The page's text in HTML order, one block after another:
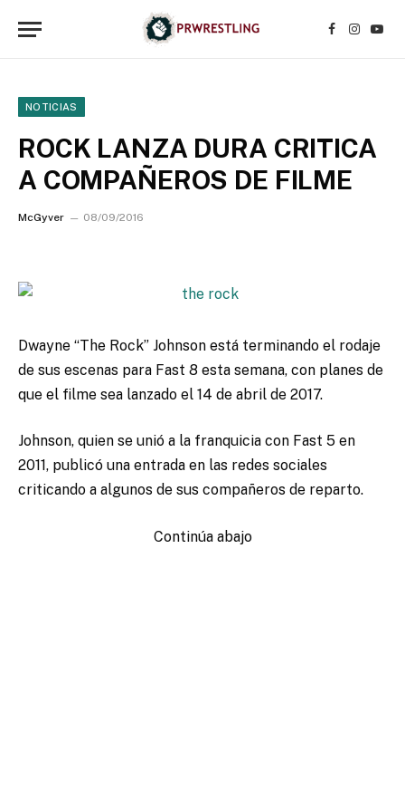
Facebook
NOTICIAS
ROCK LANZA DURA CRITICA
A COMPAÑEROS DE FILME
McGyver 08/09/2016
Dwayne “The Rock” Johnson está terminando el rodaje
de sus escenas para Fast 8 esta semana, con planes de
que el filme sea lanzado el 14 de abril de 2017.
Johnson, quien se unió a la franquicia con Fast 5 en
2011, publicó una entrada en las redes sociales
criticando a algunos de sus compañeros de reparto.
Continúa abajo